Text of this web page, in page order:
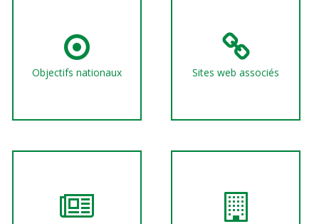
Objectifs nationaux Sites web associés